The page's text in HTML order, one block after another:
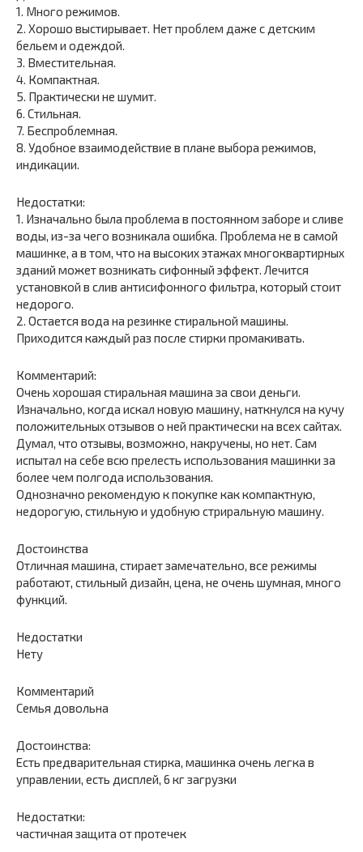
1. Много режимов.
2. Хорошо выстирывает. Нет проблем даже с детским
бельем и одеждой.
3. Вместительная.
4. Компактная.
5. Практически не шумит.
6. Стильная.
7. Беспроблемная.
8. Удобное взаимодействие в плане выбора режимов,
индикации.
Недостатки:
1. Изначально была проблема в постоянном заборе и сливе
воды, из-за чего возникала ошибка. Проблема не в самой
машинке, а в том, что на высоких этажах многоквартирных
зданий может возникать сифонный эффект. Лечится
установкой в слив антисифонного фильтра, который стоит
недорого.
2. Остается вода на резинке стиральной машины.
Приходится каждый раз после стирки промакивать.
Комментарий:
Очень хорошая стиральная машина за свои деньги.
Изначально, когда искал новую машину, наткнулся на кучу
положительных отзывов о ней практически на всех сайтах.
Думал, что отзывы, возможно, накручены, но нет. Сам
испытал на себе всю прелесть использования машинки за
более чем полгода использования.
Однозначно рекомендую к покупке как компактную,
недорогую, стильную и удобную стриральную машину.
Достоинства
Отличная машина, стирает замечательно, все режимы
работают, стильный дизайн, цена, не очень шумная, много
функций.
Недостатки
Нету
Комментарий
Семья довольна
Достоинства:
Есть предварительная стирка, машинка очень легка в
управлении, есть дисплей, 6 кг загрузки
Недостатки:
частичная защита от протечек